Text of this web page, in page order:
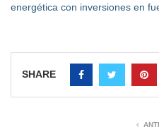
energética con inversiones en
SHARE